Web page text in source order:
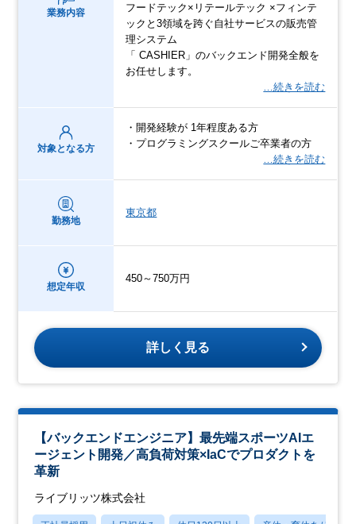
業務内容
フードテック×リテールテック ×フィンテ
ックと3領域を跨ぐ自社サービスの販売管
理システム
「 CASHIER」のバックエンド開発全般を
お任せします。
…続きを読む
対象となる方
・開発経験が 1年程度ある方
・プログラミングスクールご卒業者の方
…続きを読む
勤務地
東京都
想定年収
450～750万円
詳しく見る
【バックエンドエンジニア】最先端スポーツAIエ
ージェント開発／高負荷対策×IaCでプロダクトを
革新
ライブリッツ株式会社